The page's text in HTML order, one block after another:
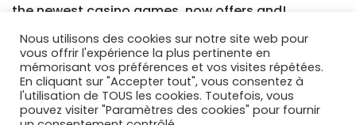
the newest casino games, now offers and!
While you are alive chat isn’t really on the market
today, answers was timely, ensuring you might be
never ever caught for very long if a challenge arises
Nous utilisons des cookies sur notre site web pour
vous offrir l'expérience la plus pertinente en
mémorisant vos préférences et vos visites répétées.
En cliquant sur "Accepter tout", vous consentez à
l'utilisation de TOUS les cookies. Toutefois, vous
pouvez visiter "Paramètres des cookies" pour fournir